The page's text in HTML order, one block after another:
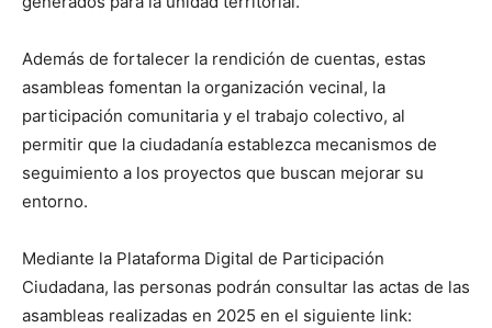
Además de fortalecer la rendición de cuentas, estas
asambleas fomentan la organización vecinal, la
participación comunitaria y el trabajo colectivo, al
permitir que la ciudadanía establezca mecanismos de
seguimiento a los proyectos que buscan mejorar su
entorno.
Mediante la Plataforma Digital de Participación
Ciudadana, las personas podrán consultar las actas de las
asambleas realizadas en 2025 en el siguiente link: